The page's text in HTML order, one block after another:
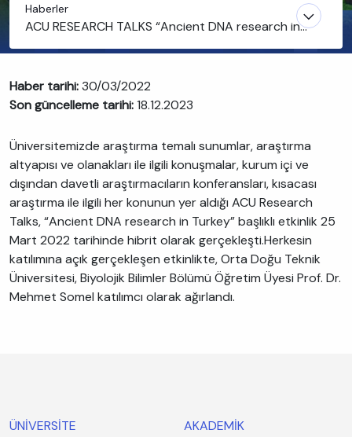
Haberler
ACU RESEARCH TALKS “Ancient DNA research in
Haber tarihi:30/03/2022
Son güncelleme tarihi:18.12.2023
Üniversitemizde araştırma temalı sunumlar, araştırma
altyapısı ve olanakları ile ilgili konuşmalar, kurum içi ve
dışından davetli araştırmacıların konferansları, kısacası
araştırma ile ilgili her konunun yer aldığı ACU Research
Talks, “Ancient DNA research in Turkey” başlıklı etkinlik 25
Mart 2022 tarihinde hibrit olarak gerçekleşti.Herkesin
katılımına açık gerçekleşen etkinlikte, Orta Doğu Teknik
Üniversitesi, Biyolojik Bilimler Bölümü Öğretim Üyesi Prof. Dr.
Mehmet Somel katılımcı olarak ağırlandı.
ÜNİVERSİTE AKADEMİK